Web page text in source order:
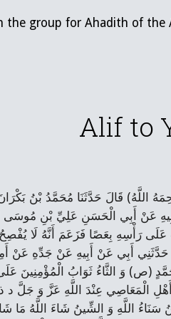
to main content
the group for Ahadith of the
Alif to